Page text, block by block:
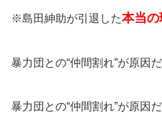
※島田紳助が引退した本当の
暴力団との“仲間割れ”が原因
暴力団との“仲間割れ”が原因